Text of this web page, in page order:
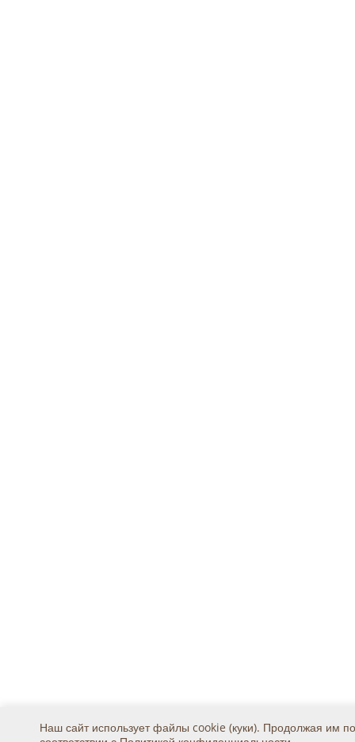
Наш сайт использует файлы cookie (куки). Продолжая им